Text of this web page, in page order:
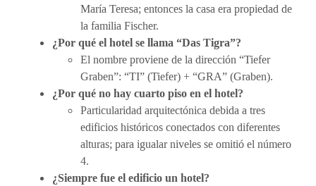
María Teresa; entonces la casa era propiedad de
la familia Fischer.
¿Por qué el hotel se llama “Das Tigra”?
El nombre proviene de la dirección “Tiefer
Graben”: “TI” (Tiefer) + “GRA” (Graben).
¿Por qué no hay cuarto piso en el hotel?
Particularidad arquitectónica debida a tres
edificios históricos conectados con diferentes
alturas; para igualar niveles se omitió el número
4.
¿Siempre fue el edificio un hotel?